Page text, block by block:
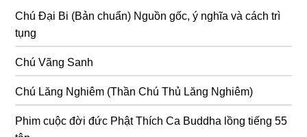
Chú Đại Bi (Bản chuẩn) Nguồn gốc, ý nghĩa và cách trì
tụng
Chú Vãng Sanh
Chú Lăng Nghiêm (Thần Chú Thủ Lăng Nghiêm)
Phim cuộc đời đức Phật Thích Ca Buddha lồng tiếng 55